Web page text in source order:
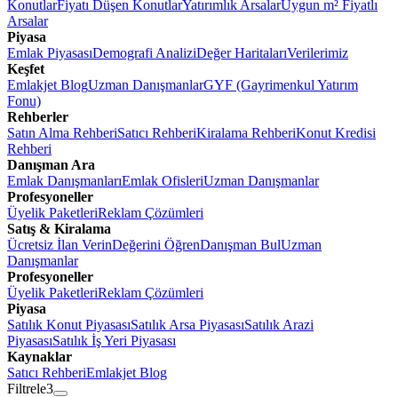
KonutlarFiyatı Düşen KonutlarYatırımlık ArsalarUygun m² Fiyatlı
Arsalar
Piyasa
Emlak PiyasasıDemografi AnaliziDeğer HaritalarıVerilerimiz
Keşfet
Emlakjet BlogUzman DanışmanlarGYF (Gayrimenkul Yatırım
Fonu)
Rehberler
Satın Alma RehberiSatıcı RehberiKiralama RehberiKonut Kredisi
Rehberi
Danışman Ara
Emlak DanışmanlarıEmlak OfisleriUzman Danışmanlar
Profesyoneller
Üyelik PaketleriReklam Çözümleri
Satış & Kiralama
Ücretsiz İlan VerinDeğerini ÖğrenDanışman BulUzman
Danışmanlar
Profesyoneller
Üyelik PaketleriReklam Çözümleri
Piyasa
Satılık Konut PiyasasıSatılık Arsa PiyasasıSatılık Arazi
PiyasasıSatılık İş Yeri Piyasası
Kaynaklar
Satıcı RehberiEmlakjet Blog
Filtrele3